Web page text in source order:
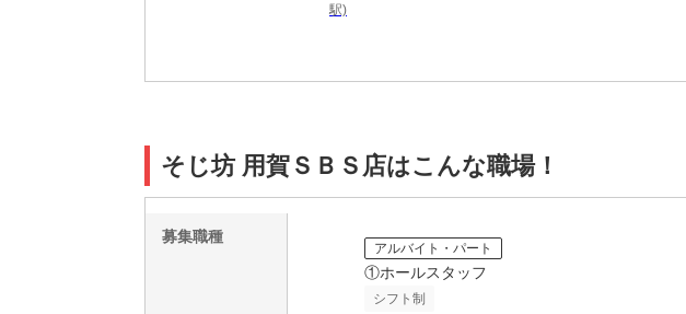
駅)
そじ坊 用賀ＳＢＳ店はこんな職場！
募集職種
アルバイト・パート
①ホールスタッフ
シフト制